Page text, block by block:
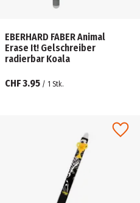
EBERHARD FABER Animal
Erase It! Gelschreiber
radierbar Koala
CHF 3.95 / 1 Stk.